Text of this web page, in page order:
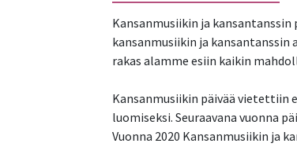
Kansanmusiikin ja kansantanssin
kansanmusiikin ja kansantanssin
rakas alamme esiin kaikin
Kansanmusiikin päivää vietettiin
luomiseksi. Seuraavana vuonna
Vuonna 2020 Kansanmusiikin ja